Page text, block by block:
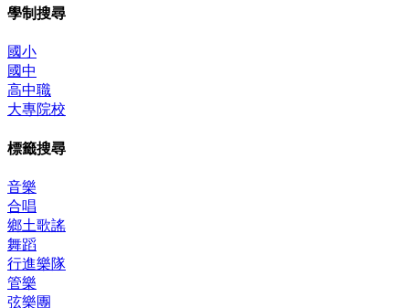
學制搜尋
國小
國中
高中職
大專院校
標籤搜尋
音樂
合唱
鄉土歌謠
舞蹈
行進樂隊
管樂
弦樂團